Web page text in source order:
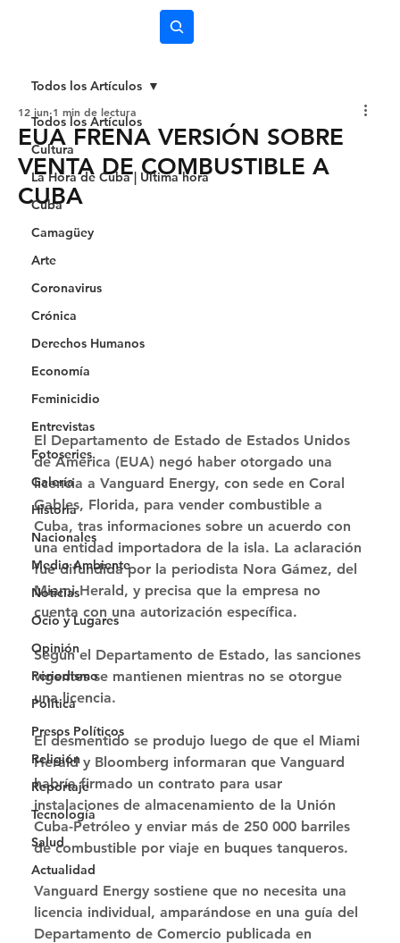
Todos los Artículos
Cultura
La Hora de Cuba | Última hora
Cuba
Camagüey
Arte
Coronavirus
Crónica
Derechos Humanos
Economía
Feminicidio
Entrevistas
Fotoseries
Galería
Historia
Nacionales
Medio Ambiente
Noticias
Ocio y Lugares
Opinión
Periodismo
Política
Presos Políticos
Religión
Reportaje
Tecnología
Salud
Actualidad
Todos los Artículos
EUA FRENA VERSIÓN SOBRE
VENTA DE COMBUSTIBLE A
CUBA
12 jun 1 min de lectura
El Departamento de Estado de Estados Unidos
de América (EUA) negó haber otorgado una
licencia a Vanguard Energy, con sede en Coral
Gables, Florida, para vender combustible a
Cuba, tras informaciones sobre un acuerdo con
una entidad importadora de la isla. La aclaración
fue difundida por la periodista Nora Gámez, del
Miami Herald, y precisa que la empresa no
cuenta con una autorización específica.
Según el Departamento de Estado, las sanciones
vigentes se mantienen mientras no se otorgue
una licencia.
El desmentido se produjo luego de que el Miami
Herald y Bloomberg informaran que Vanguard
habría firmado un contrato para usar
instalaciones de almacenamiento de la Unión
Cuba-Petróleo y enviar más de 250 000 barriles
de combustible por viaje en buques tanqueros.
Vanguard Energy sostiene que no necesita una
licencia individual, amparándose en una guía del
Departamento de Comercio publicada en